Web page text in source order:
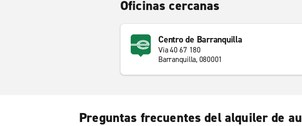
Oficinas cercanas
Centro de Barranquilla
Via 40 67 180
Barranquilla, 080001
Preguntas frecuentes del alquiler de